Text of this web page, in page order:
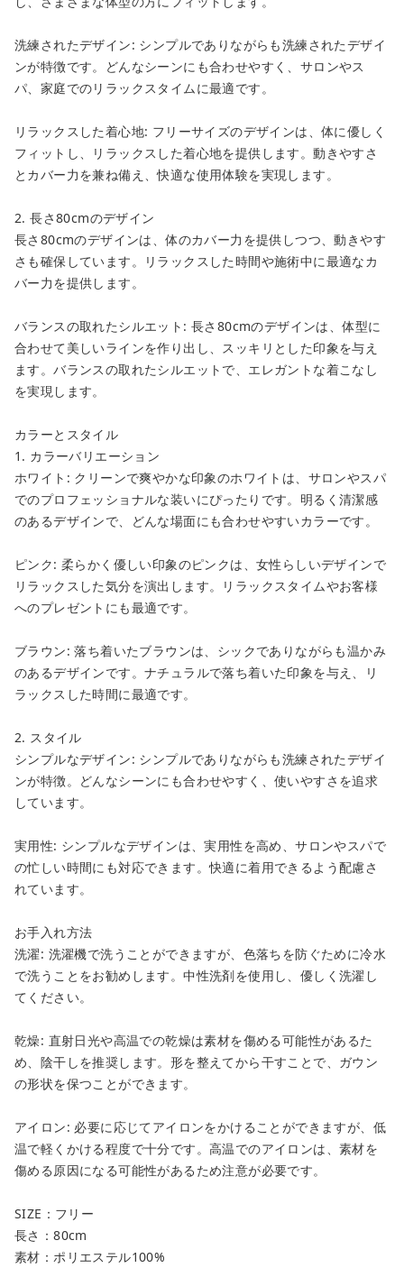
洗練されたデザイン: シンプルでありながらも洗練されたデザイ
ンが特徴です。どんなシーンにも合わせやすく、サロンやス
パ、家庭でのリラックスタイムに最適です。
リラックスした着心地: フリーサイズのデザインは、体に優しく
フィットし、リラックスした着心地を提供します。動きやすさ
とカバー力を兼ね備え、快適な使用体験を実現します。
2. 長さ80cmのデザイン
長さ80cmのデザインは、体のカバー力を提供しつつ、動きやす
さも確保しています。リラックスした時間や施術中に最適なカ
バー力を提供します。
バランスの取れたシルエット: 長さ80cmのデザインは、体型に
合わせて美しいラインを作り出し、スッキリとした印象を与え
ます。バランスの取れたシルエットで、エレガントな着こなし
を実現します。
カラーとスタイル
1. カラーバリエーション
ホワイト: クリーンで爽やかな印象のホワイトは、サロンやスパ
でのプロフェッショナルな装いにぴったりです。明るく清潔感
のあるデザインで、どんな場面にも合わせやすいカラーです。
ピンク: 柔らかく優しい印象のピンクは、女性らしいデザインで
リラックスした気分を演出します。リラックスタイムやお客様
へのプレゼントにも最適です。
ブラウン: 落ち着いたブラウンは、シックでありながらも温かみ
のあるデザインです。ナチュラルで落ち着いた印象を与え、リ
ラックスした時間に最適です。
2. スタイル
シンプルなデザイン: シンプルでありながらも洗練されたデザイ
ンが特徴。どんなシーンにも合わせやすく、使いやすさを追求
しています。
実用性: シンプルなデザインは、実用性を高め、サロンやスパで
の忙しい時間にも対応できます。快適に着用できるよう配慮さ
れています。
お手入れ方法
洗濯: 洗濯機で洗うことができますが、色落ちを防ぐために冷水
で洗うことをお勧めします。中性洗剤を使用し、優しく洗濯し
てください。
乾燥: 直射日光や高温での乾燥は素材を傷める可能性があるた
め、陰干しを推奨します。形を整えてから干すことで、ガウン
の形状を保つことができます。
アイロン: 必要に応じてアイロンをかけることができますが、低
温で軽くかける程度で十分です。高温でのアイロンは、素材を
傷める原因になる可能性があるため注意が必要です。
SIZE：フリー
長さ：80cm
素材：ポリエステル100%